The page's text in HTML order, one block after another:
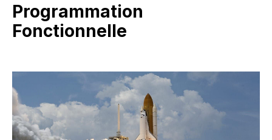
Programmation
Fonctionnelle